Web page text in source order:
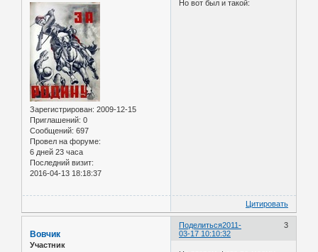
Зарегистрирован: 2009-12-15
Приглашений: 0
Сообщений: 697
Провел на форуме:
6 дней 23 часа
Последний визит:
2016-04-13 18:18:37
Но вот был и такой:
Цитировать
Поделиться 3
2011-
03-17 10:10:32
Вовчик
Участник